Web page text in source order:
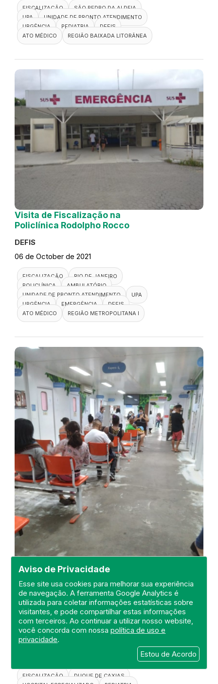
Aviso de Privacidade
Esse site usa cookies para melhorar sua experiência
de navegação. A ferramenta Google Analytics é
utilizada para coletar informações estatísticas sobre
visitantes, e pode compartilhar estas informações
com terceiros. Ao continuar a utilizar nosso website,
você concorda com nossapolítica de uso e
privacidade.
Estou de Acordo
FISCALIZAÇÃO
SÃO PEDRO DA ALDEIA
UPA
UNIDADE DE PRONTO ATENDIMENTO
URGÊNCIA
PEDIATRIA
DEFIS
ATO MÉDICO
REGIÃO BAIXADA LITORÂNEA
Visita de Fiscalização na
Policlínica Rodolpho Rocco
DEFIS
06 de October de 2021
FISCALIZAÇÃO
RIO DE JANEIRO
POLICLÍNICA
AMBULATÓRIO
UNIDADE DE PRONTO ATENDIMENTO
UPA
URGÊNCIA
EMERGÊNCIA
DEFIS
ATO MÉDICO
REGIÃO METROPOLITANA I
Visita de Fiscalização na Unidade
de Pronto Atendimento -UPA
Infantil Walter Garcia Borges
DEFIS
FISCALIZAÇÃO
DUQUE DE CAXIAS